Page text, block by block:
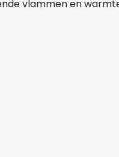
vlammen en